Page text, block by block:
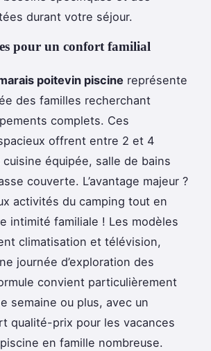
durant votre séjour.
pour un confort familial
poitevin piscine représente
des familles recherchant
complets. Ces
offrent entre 2 et 4
équipée, salle de bains
couverte. L’avantage majeur ?
activités du camping tout en
intimité familiale ! Les modèles
climatisation et télévision,
journée d’exploration des
convient particulièrement
semaine ou plus, avec un
qualité-prix pour les vacances
en famille nombreuse.